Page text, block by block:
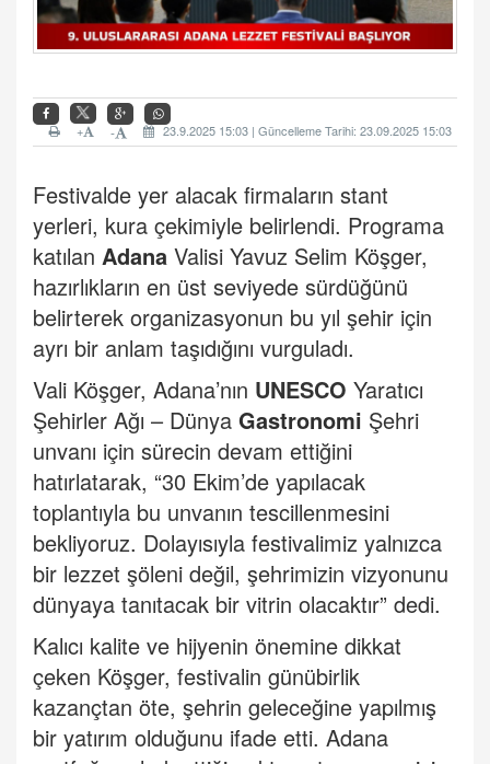
23.9.2025 15:03 | Güncelleme Tarihi: 23.09.2025 15:03
-
+
Festivalde yer alacak firmaların stant
yerleri, kura çekimiyle belirlendi. Programa
katılan Adana Valisi Yavuz Selim Köşger,
hazırlıkların en üst seviyede sürdüğünü
belirterek organizasyonun bu yıl şehir için
ayrı bir anlam taşıdığını vurguladı.
Vali Köşger, Adana’nın UNESCO Yaratıcı
Şehirler Ağı – Dünya Gastronomi Şehri
unvanı için sürecin devam ettiğini
hatırlatarak, “30 Ekim’de yapılacak
toplantıyla bu unvanın tescillenmesini
bekliyoruz. Dolayısıyla festivalimiz yalnızca
bir lezzet şöleni değil, şehrimizin vizyonunu
dünyaya tanıtacak bir vitrin olacaktır” dedi.
Kalıcı kalite ve hijyenin önemine dikkat
çeken Köşger, festivalin günübirlik
kazançtan öte, şehrin geleceğine yapılmış
bir yatırım olduğunu ifade etti. Adana